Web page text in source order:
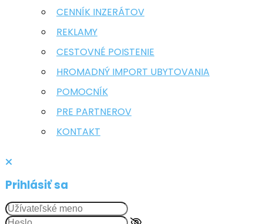
CENNÍK INZERÁTOV
REKLAMY
CESTOVNÉ POISTENIE
HROMADNÝ IMPORT UBYTOVANIA
POMOCNÍK
PRE PARTNEROV
KONTAKT
Prihlásiť sa